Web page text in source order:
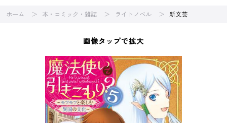
ホーム 本・コミック・雑誌 ライトノベル 新文芸
画像タップで拡大